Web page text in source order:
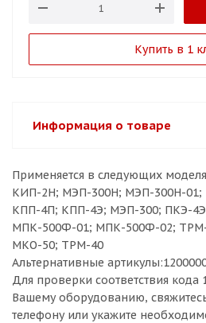
Купить в 1
Информация о товаре
Применяется в следующих
КИП-2Н; МЭП-300Н; МЭП-300Н-
КПП-4П; КПП-4Э; МЭП-300; ПКЭ-
МПК-500Ф-01; МПК-500Ф-02;
МКО-50; ТРМ-40
Альтернативные
Для проверки соответствия кода
Вашему оборудованию,
телефону или укажите